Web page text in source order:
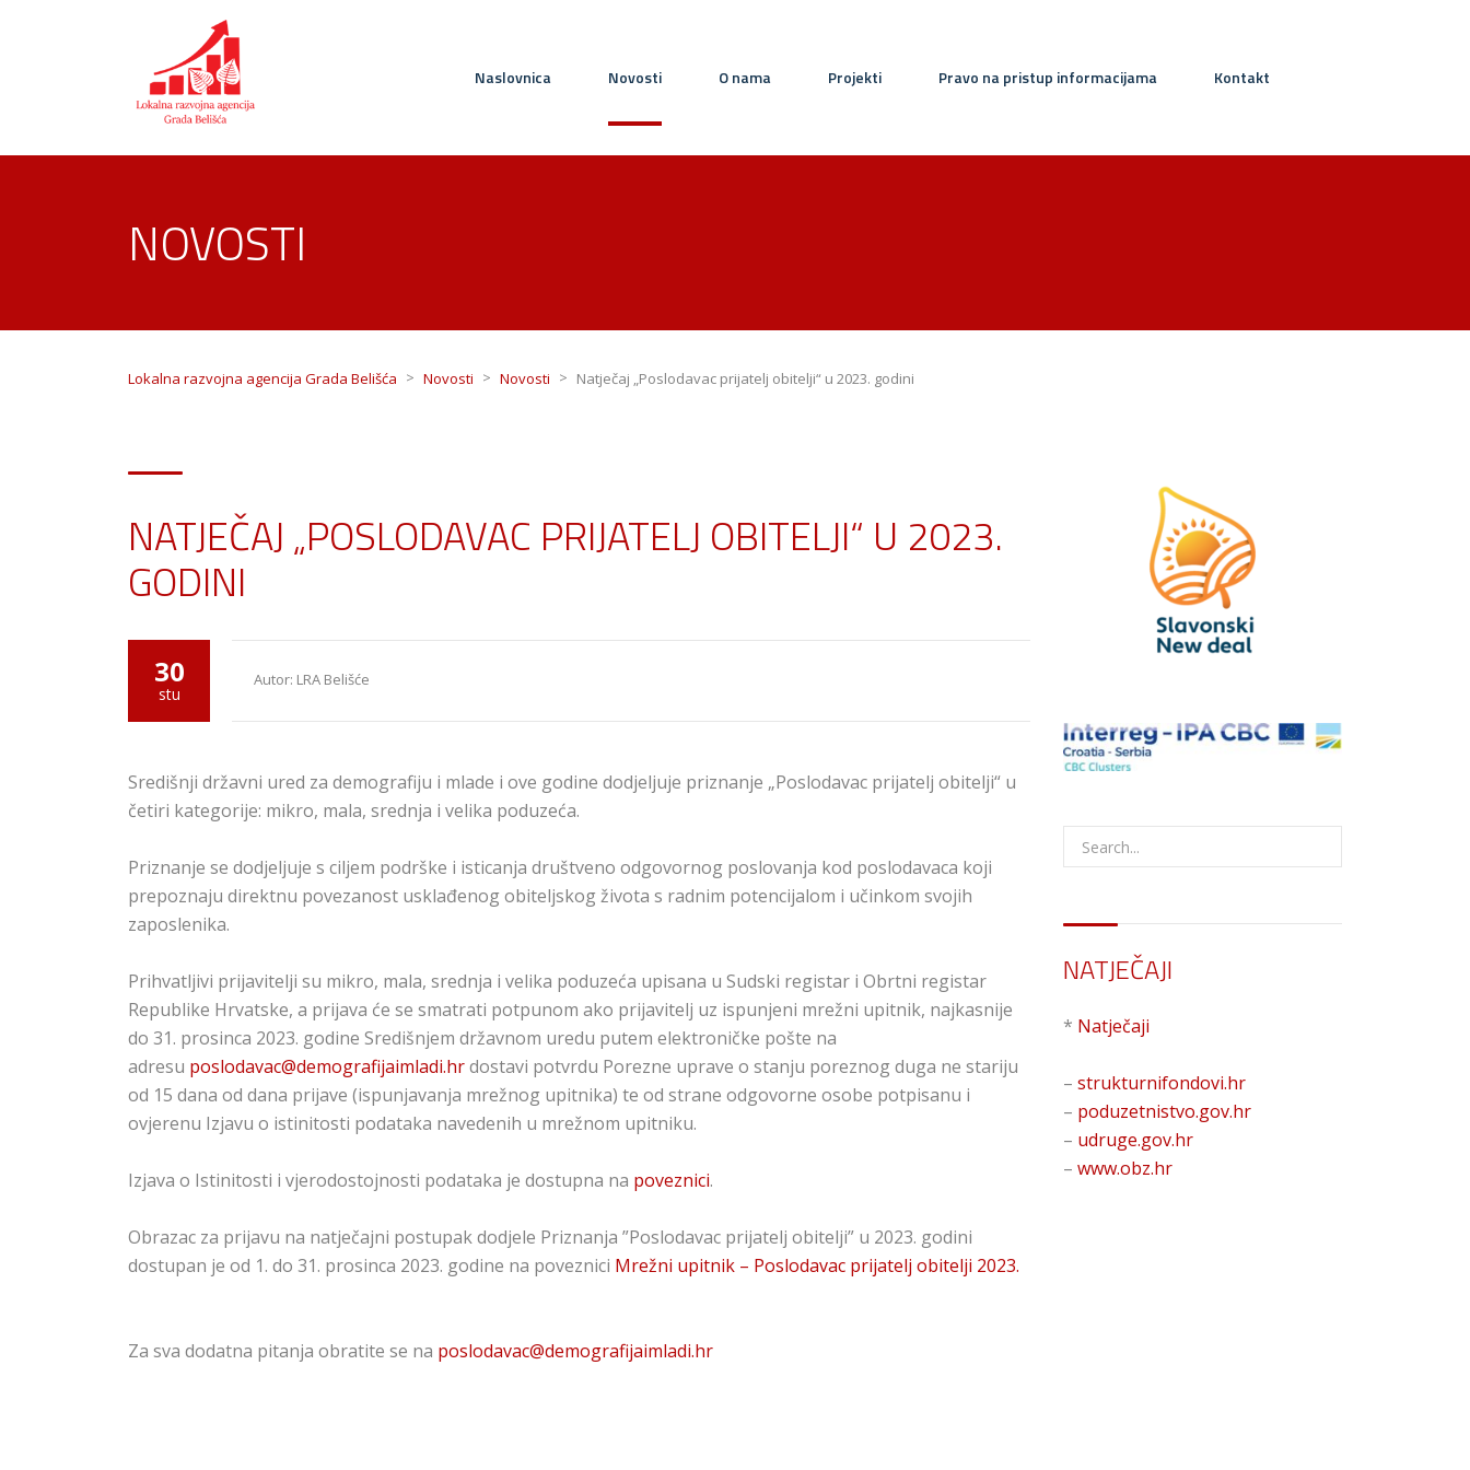
Naslovnica Novosti O nama Projekti Pravo na pristup informacijama Kontakt
NOVOSTI
Lokalna razvojna agencija Grada Belišća > Novosti > Novosti > Natječaj „Poslodavac prijatelj obitelji“ u 2023. godini
NATJEČAJ „POSLODAVAC PRIJATELJ OBITELJI“ U 2023.
GODINI
30
stu
Autor: LRA Belišće
Središnji državni ured za demografiju i mlade i ove godine dodjeljuje priznanje „Poslodavac prijatelj obitelji“ u
četiri kategorije: mikro, mala, srednja i velika poduzeća.
Priznanje se dodjeljuje s ciljem podrške i isticanja društveno odgovornog poslovanja kod poslodavaca koji
prepoznaju direktnu povezanost usklađenog obiteljskog života s radnim potencijalom i učinkom svojih
zaposlenika.
Prihvatljivi prijavitelji su mikro, mala, srednja i velika poduzeća upisana u Sudski registar i Obrtni registar
Republike Hrvatske, a prijava će se smatrati potpunom ako prijavitelj uz ispunjeni mrežni upitnik, najkasnije
do 31. prosinca 2023. godine Središnjem državnom uredu putem elektroničke pošte na
adresu poslodavac@demografijaimladi.hrdostavi potvrdu Porezne uprave o stanju poreznog duga ne stariju
od 15 dana od dana prijave (ispunjavanja mrežnog upitnika) te od strane odgovorne osobe potpisanu i
ovjerenu Izjavu o istinitosti podataka navedenih u mrežnom upitniku.
Izjava o Istinitosti i vjerodostojnosti podataka je dostupna na poveznici.
Obrazac za prijavu na natječajni postupak dodjele Priznanja ”Poslodavac prijatelj obitelji” u 2023. godini
dostupan je od 1. do 31. prosinca 2023. godine na poveznici Mrežni upitnik – Poslodavac prijatelj obitelji 2023.
Za sva dodatna pitanja obratite se na poslodavac@demografijaimladi.hr
NATJEČAJI
* Natječaji
– strukturnifondovi.hr
– poduzetnistvo.gov.hr
– udruge.gov.hr
– www.obz.hr